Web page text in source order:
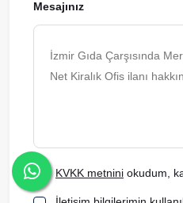
Mesajınız
KVKK metnini okudum,